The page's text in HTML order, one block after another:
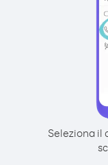
Seleziona il